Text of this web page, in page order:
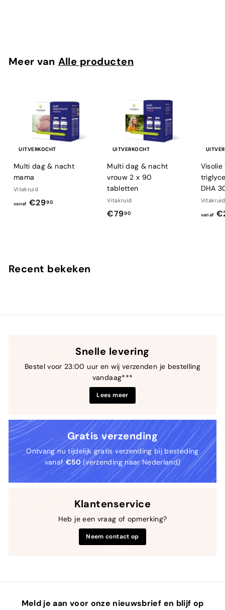
5
Meer van Alle producten
UITVERKOCHT
Multi dag & nacht
mama
Vitakruid
vanaf €2990v
€
9
UITVERKOCHT
Multi dag & nacht
vrouw 2 x 90
tabletten
Vitakruid
€7990
Visolie
DHA
Vitakruid
vanaf
Recent bekeken
Snelle levering
Bestel voor 23:00 uur en wij verzenden je bestelling
vandaag***
Lees meer
Gratis verzending
Ontvang nu tijdelijk gratis verzending bij besteding
vanaf€50(verzending naar Nederland)
Klantenservice
Heb je een vraag of opmerking?
Neem contact op
Meld je aan voor onze nieuwsbrief en blijf op